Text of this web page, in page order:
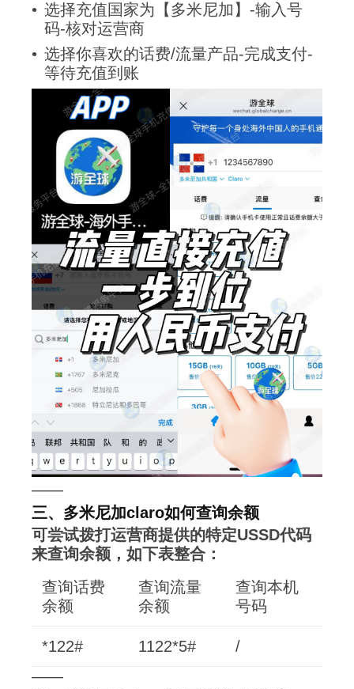
选择充值国家为【多米尼加】-输入号
码-核对运营商
选择你喜欢的话费/流量产品-完成支付-
等待充值到账
——
三、多米尼加claro如何查询余额
可尝试拨打运营商提供的特定USSD代码
来查询余额，如下表整合：
查询话费
余额
查询流量
余额
查询本机
号码
*122# 1122*5#
/
——